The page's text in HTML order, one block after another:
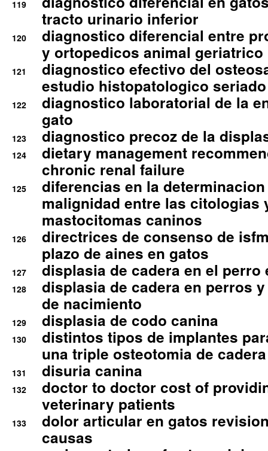
119
tracto urinario inferior
120
diagnostico diferencial entre
y ortopedicos animal geriatrico
121
diagnostico efectivo del
estudio histopatologico seriado
122
diagnostico laboratorial de la
gato
123 diagnostico precoz de la
124
dietary management
chronic renal failure
125
diferencias en la
malignidad entre las citologias
mastocitomas caninos
126
directrices de consenso de
plazo de aines en gatos
127 displasia de cadera en el perro
128
displasia de cadera en perros
de nacimiento
129 displasia de codo canina
130
distintos tipos de implantes
una triple osteotomia de cadera
131 disuria canina
132
doctor to doctor cost of
veterinary patients
133
dolor articular en gatos
causas